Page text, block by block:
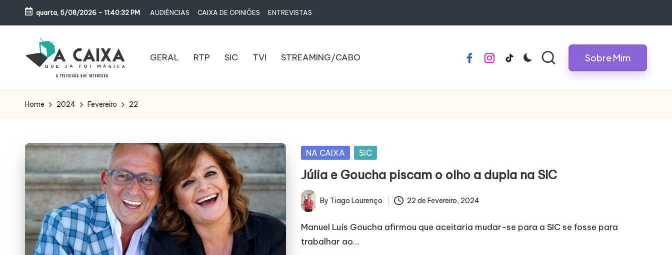
Skip
content
quarta, 5/08/2026 - 11:40:32 PM AUDIÊNCIAS CAIXA DE OPINIÕES ENTREVISTAS
A
C
I
X
A
Q
U
Audiências,
Programas,
Séries
e
Bastidores
GERAL RTP SIC TVI STREAMING/CABO facebookinstagram
tiktok Sobre Mim
Home 2024 Fevereiro 22
Posted
NA CAIXA SIC
Júlia e Goucha piscam o olho a dupla na SIC
Posted
By Tiago Lourenço 22 de Fevereiro, 2024
Manuel Luís Goucha afirmou que aceitaria mudar-se para a SIC se fosse para
trabalhar ao…